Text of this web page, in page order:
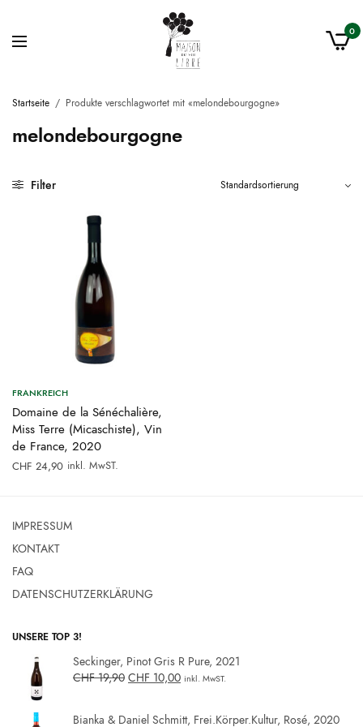
0
Startseite / Produkte verschlagwortet mit «melondebourgogne»
melondebourgogne
Filter
FRANKREICH
Domaine de la Sénéchalière,
Miss Terre (Micaschiste), Vin
de France, 2020
CHF 24,90 inkl. MwST.
IMPRESSUM
KONTAKT
FAQ
DATENSCHUTZERKLÄRUNG
UNSERE TOP 3!
Seckinger, Pinot Gris R Pure, 2021
CHF19,90 CHF 10,00 inkl. MwST.
Bianka & Daniel Schmitt, Frei.Körper.Kultur, Rosé, 2020